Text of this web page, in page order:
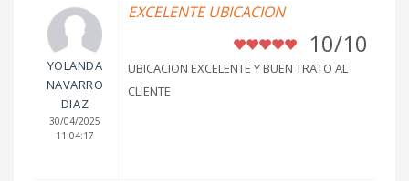
YOLANDA
NAVARRO
DIAZ
30/04/2025
11:04:17
EXCELENTE UBICACION
10/10
UBICACION EXCELENTE Y BUEN TRATO AL
CLIENTE